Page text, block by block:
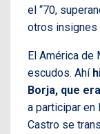
el “70,
otros insignes
El América de
escudos. Ahí
Borja, que
a participar en
Castro se